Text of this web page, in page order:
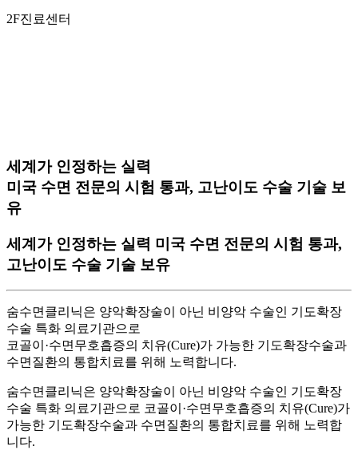
2F진료센터
세계가 인정하는 실력
미국 수면 전문의 시험 통과, 고난이도 수술 기술 보
유
세계가 인정하는 실력 미국 수면 전문의 시험 통과,
고난이도 수술 기술 보유
숨수면클리닉은 양악확장술이 아닌 비양악 수술인 기도확장
수술 특화 의료기관으로
코골이·수면무호흡증의 치유(Cure)가 가능한 기도확장수술과
수면질환의 통합치료를 위해 노력합니다.
숨수면클리닉은 양악확장술이 아닌 비양악 수술인 기도확장
수술 특화 의료기관으로 코골이·수면무호흡증의 치유(Cure)가
가능한 기도확장수술과 수면질환의 통합치료를 위해 노력합
니다.